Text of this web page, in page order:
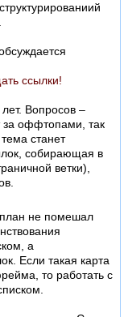
ссылки!
лет. Вопросов –
за оффтопами, так
станет
собирающая в
ветки),
план не помешал
а
Если такая карта
то работать с